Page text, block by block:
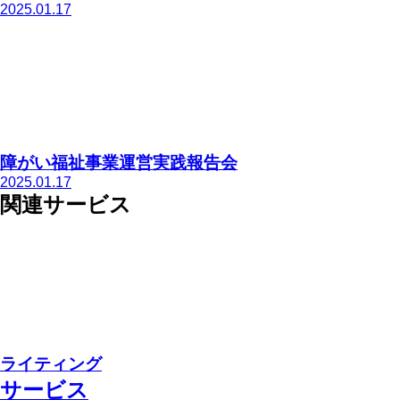
2025.01.17
障がい福祉事業運営実践報告会
2025.01.17
関連サービス
ライティング
サービス